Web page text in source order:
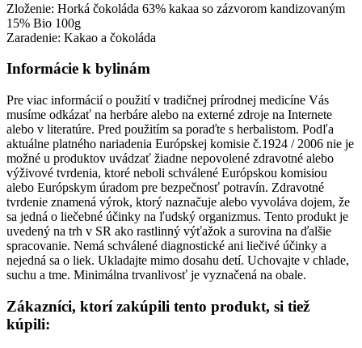
Zloženie: Horká čokoláda 63% kakaa so zázvorom kandizovaným
15% Bio 100g
Zaradenie: Kakao a čokoláda
Informácie k bylinám
Pre viac informácií o použití v tradičnej prírodnej medicíne Vás
musíme odkázať na herbáre alebo na externé zdroje na Internete
alebo v literatúre. Pred použitím sa poraďte s herbalistom. Podľa
aktuálne platného nariadenia Európskej komisie č.1924 / 2006 nie je
možné u produktov uvádzať žiadne nepovolené zdravotné alebo
výživové tvrdenia, ktoré neboli schválené Európskou komisiou
alebo Európskym úradom pre bezpečnosť potravín. Zdravotné
tvrdenie znamená výrok, ktorý naznačuje alebo vyvoláva dojem, že
sa jedná o liečebné účinky na ľudský organizmus. Tento produkt je
uvedený na trh v SR ako rastlinný výťažok a surovina na ďalšie
spracovanie. Nemá schválené diagnostické ani liečivé účinky a
nejedná sa o liek. Ukladajte mimo dosahu detí. Uchovajte v chlade,
suchu a tme. Minimálna trvanlivosť je vyznačená na obale.
Zákazníci, ktorí zakúpili tento produkt, si tiež
kúpili: